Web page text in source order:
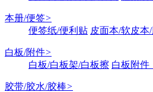
本册/便签>
便签纸/便利贴 皮面本/软皮本
白板/附件>
白板/白板架/白板擦 白板附件
胶带/胶水/胶棒>